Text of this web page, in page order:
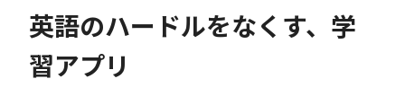
英語のハードルをなくす、学
習アプリ